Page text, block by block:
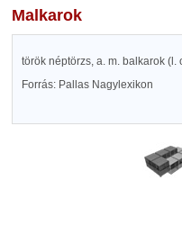
Malkarok
török néptörzs, a. m. balkarok (l.
Forrás: Pallas Nagylexikon